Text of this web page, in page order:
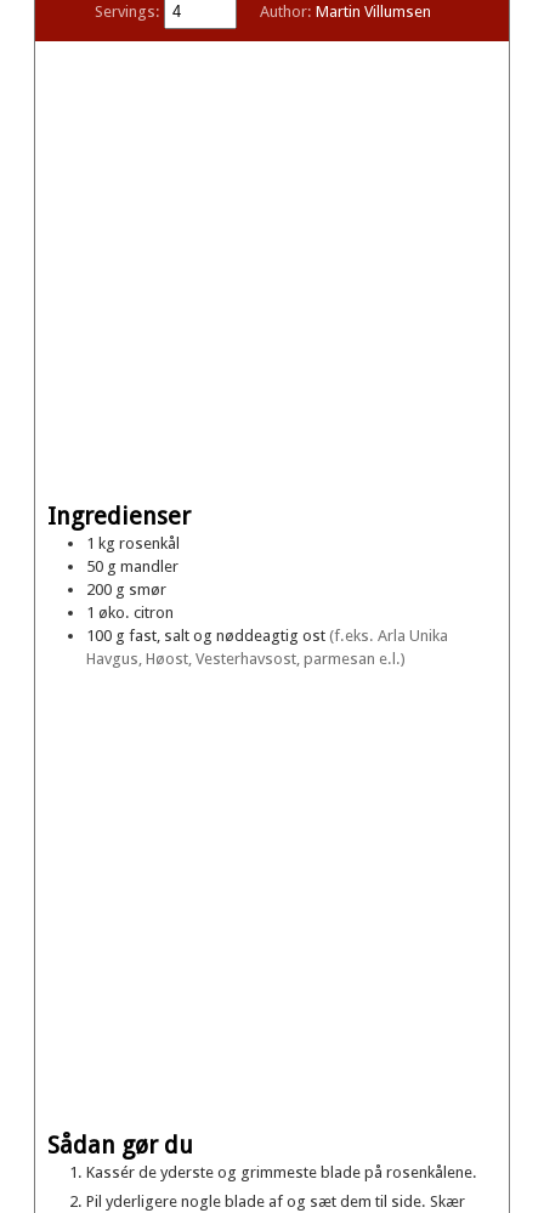
Servings:
Author: Martin Villumsen
Ingredienser
1 kg rosenkål
50 g mandler
200 g smør
1 øko. citron
100 g fast, salt og nøddeagtig ost (f.eks. Arla Unika
Havgus, Høost, Vesterhavsost, parmesan e.l.)
Sådan gør du
Kassér de yderste og grimmeste blade på rosenkålene.
Pil yderligere nogle blade af og sæt dem til side. Skær